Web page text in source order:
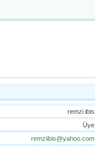
remzi ibis
Üye
remziibis@yahoo.com